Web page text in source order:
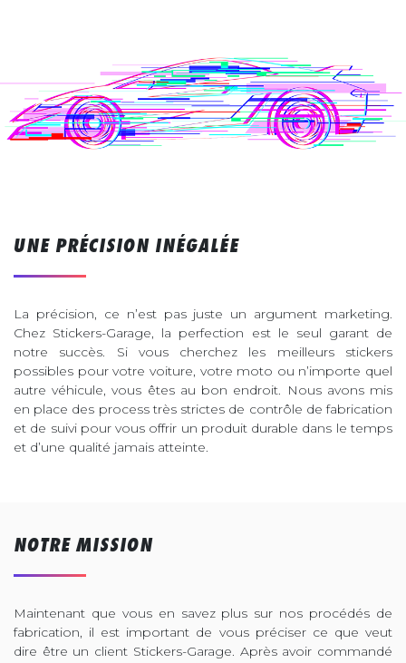
UNE PRÉCISION INÉGALÉE
La précision, ce n’est pas juste un argument marketing.
Chez Stickers-Garage, la perfection est le seul garant de
notre succès. Si vous cherchez les meilleurs stickers
possibles pour votre voiture, votre moto ou n’importe quel
autre véhicule, vous êtes au bon endroit. Nous avons mis
en place des process très strictes de contrôle de fabrication
et de suivi pour vous offrir un produit durable dans le temps
et d’une qualité jamais atteinte.
NOTRE MISSION
Maintenant que vous en savez plus sur nos procédés de
fabrication, il est important de vous préciser ce que veut
dire être un client Stickers-Garage. Après avoir commandé